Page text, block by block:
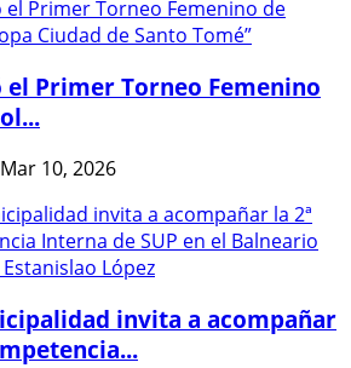
el Primer Torneo Femenino
Mar 10, 2026
invita a acompañar